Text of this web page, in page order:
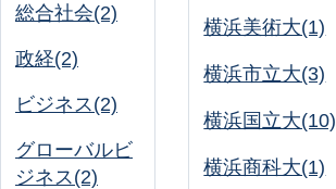
総合社会(2)
政経(2)
ビジネス(2)
グローバルビ
ジネス(2)
横浜美術大(1)
横浜市立大(3)
横浜国立大(10)
横浜商科大(1)